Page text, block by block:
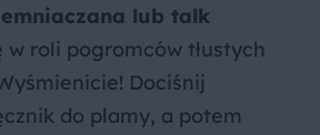
lub talk
w roli pogromców tłustych
Dociśnij
do plamy, a potem